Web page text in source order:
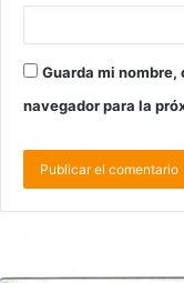
Guarda mi
navegador para la